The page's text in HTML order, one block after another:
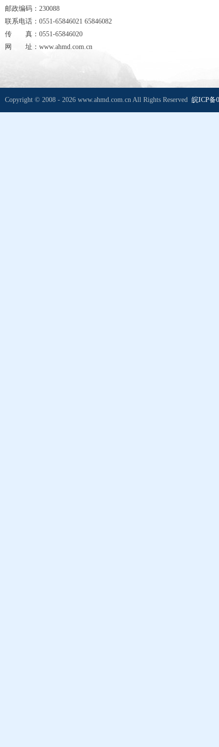
邮政编码：230088
联系电话：0551-65846021 65846082
传 真：0551-65846020
网 址：www.ahmd.com.cn
Copyright © 2008 - 2026 www.ahmd.com.cn All Rights Reserved 皖ICP备